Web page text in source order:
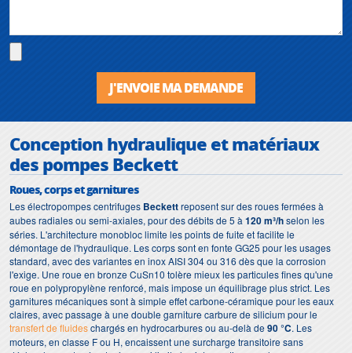
J'ENVOIE MA DEMANDE
Conception hydraulique et matériaux
des pompes Beckett
Roues, corps et garnitures
Les électropompes centrifuges Beckettreposent sur des roues fermées à
aubes radiales ou semi-axiales, pour des débits de 5 à 120 m³/hselon les
séries. L'architecture monobloc limite les points de fuite et facilite le
démontage de l'hydraulique. Les corps sont en fonte GG25 pour les usages
standard, avec des variantes en inox AISI 304 ou 316 dès que la corrosion
l'exige. Une roue en bronze CuSn10 tolère mieux les particules fines qu'une
roue en polypropylène renforcé, mais impose un équilibrage plus strict. Les
garnitures mécaniques sont à simple effet carbone-céramique pour les eaux
claires, avec passage à une double garniture carbure de silicium pour le
transfert de fluideschargés en hydrocarbures ou au-delà de90 °C. Les
moteurs, en classe F ou H, encaissent une surcharge transitoire sans